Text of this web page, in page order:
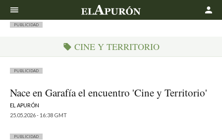
PUBLICIDAD
CINE Y TERRITORIO
PUBLICIDAD
Nace en Garafía el encuentro 'Cine y Territorio'
EL APURÓN
25.05.2026 - 16:38 GMT
PUBLICIDAD